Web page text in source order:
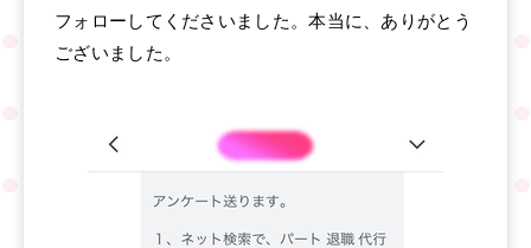
フォローしてくださいました。本当に、ありがとう
ございました。